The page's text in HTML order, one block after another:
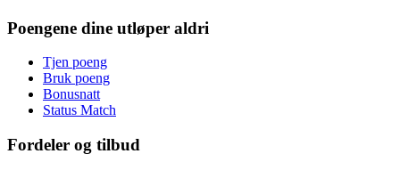
Poengene dine utløper aldri
Tjen poeng
Bruk poeng
Bonusnatt
Status Match
Fordeler og tilbud